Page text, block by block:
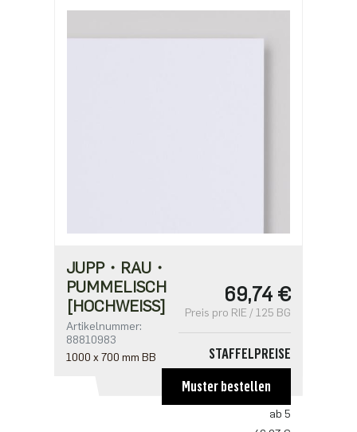
JUPP・RAU・
PUMMELISCH
[HOCHWEISS]
Artikelnummer:
88810983
1000 x 700 mm BB
69,74 €
Preis pro RIE / 125 BG
STAFFELPREISE
69,74 €
ab 5
Muster bestellen